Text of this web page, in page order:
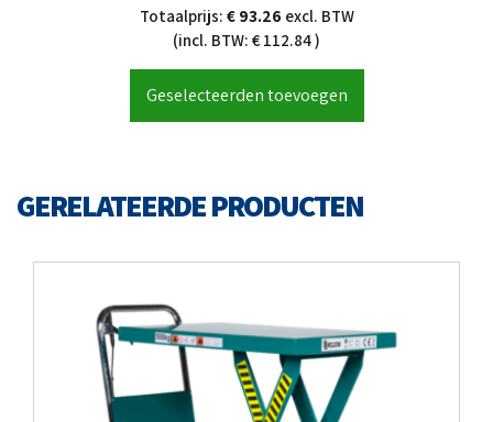
Totaalprijs: € 93.26 excl. BTW
(incl. BTW: € 112.84 )
Geselecteerden toevoegen
GERELATEERDE PRODUCTEN